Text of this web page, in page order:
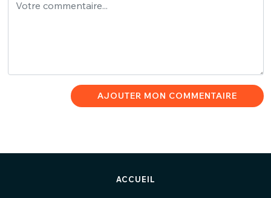
AJOUTER MON COMMENTAIRE
ACCUEIL